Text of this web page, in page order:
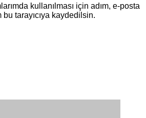
kullanılması için adım, e-posta
tarayıcıya kaydedilsin.